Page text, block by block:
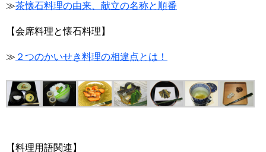
≫茶懐石料理の由来、献立の名称と順番
【会席料理と懐石料理】
≫ ２つのかいせき料理の相違点とは！
【料理用語関連】